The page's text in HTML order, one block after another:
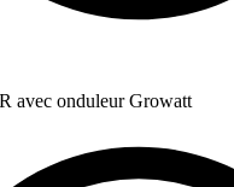
avec onduleur Growatt